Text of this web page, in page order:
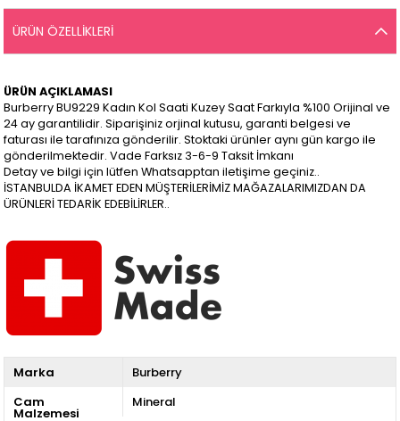
ÜRÜN ÖZELLIKLERI
ÜRÜN AÇIKLAMASI
Burberry BU9229 Kadın Kol Saati Kuzey Saat Farkıyla %100 Orijinal ve
24 ay garantilidir. Siparişiniz orjinal kutusu, garanti belgesi ve
faturası ile tarafınıza gönderilir. Stoktaki ürünler aynı gün kargo ile
gönderilmektedir. Vade Farksız 3-6-9 Taksit İmkanı
Detay ve bilgi için lütfen Whatsapptan iletişime geçiniz..
İSTANBULDA İKAMET EDEN MÜŞTERİLERİMİZ MAĞAZALARIMIZDAN DA
ÜRÜNLERİ TEDARİK EDEBİLİRLER..
Marka
Burberry
Cam
Malzemesi
Mineral